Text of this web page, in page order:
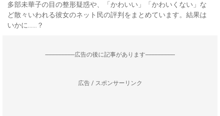
多部未華子の目の整形疑惑や、「かわいい」「かわいくない」な
ど散々いわれる彼女のネット民の評判をまとめています。結果は
いかに……？
--------------------広告の後に記事があります--------------------
広告 / スポンサーリンク